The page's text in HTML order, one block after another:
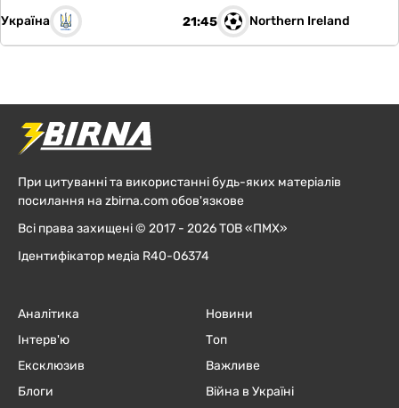
Україна 21:45 Northern Ireland
При цитуванні та використанні будь-яких матеріалів
посилання на zbirna.com обов'язкове
Всі права захищені © 2017 - 2026 ТОВ «ПМХ»
Ідентифікатор медіа R40-06374
Аналітика
Інтерв'ю
Ексклюзив
Блоги
Новини
Топ
Важливе
Війна в Україні